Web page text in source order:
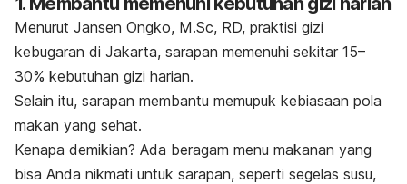
Menurut Jansen Ongko, M.Sc, RD, praktisi gizi
kebugaran di Jakarta, sarapan memenuhi sekitar 15–
30% kebutuhan gizi harian.
Selain itu, sarapan membantu memupuk kebiasaan pola
makan yang sehat.
Kenapa demikian? Ada beragam menu makanan yang
bisa Anda nikmati untuk sarapan, seperti segelas susu,